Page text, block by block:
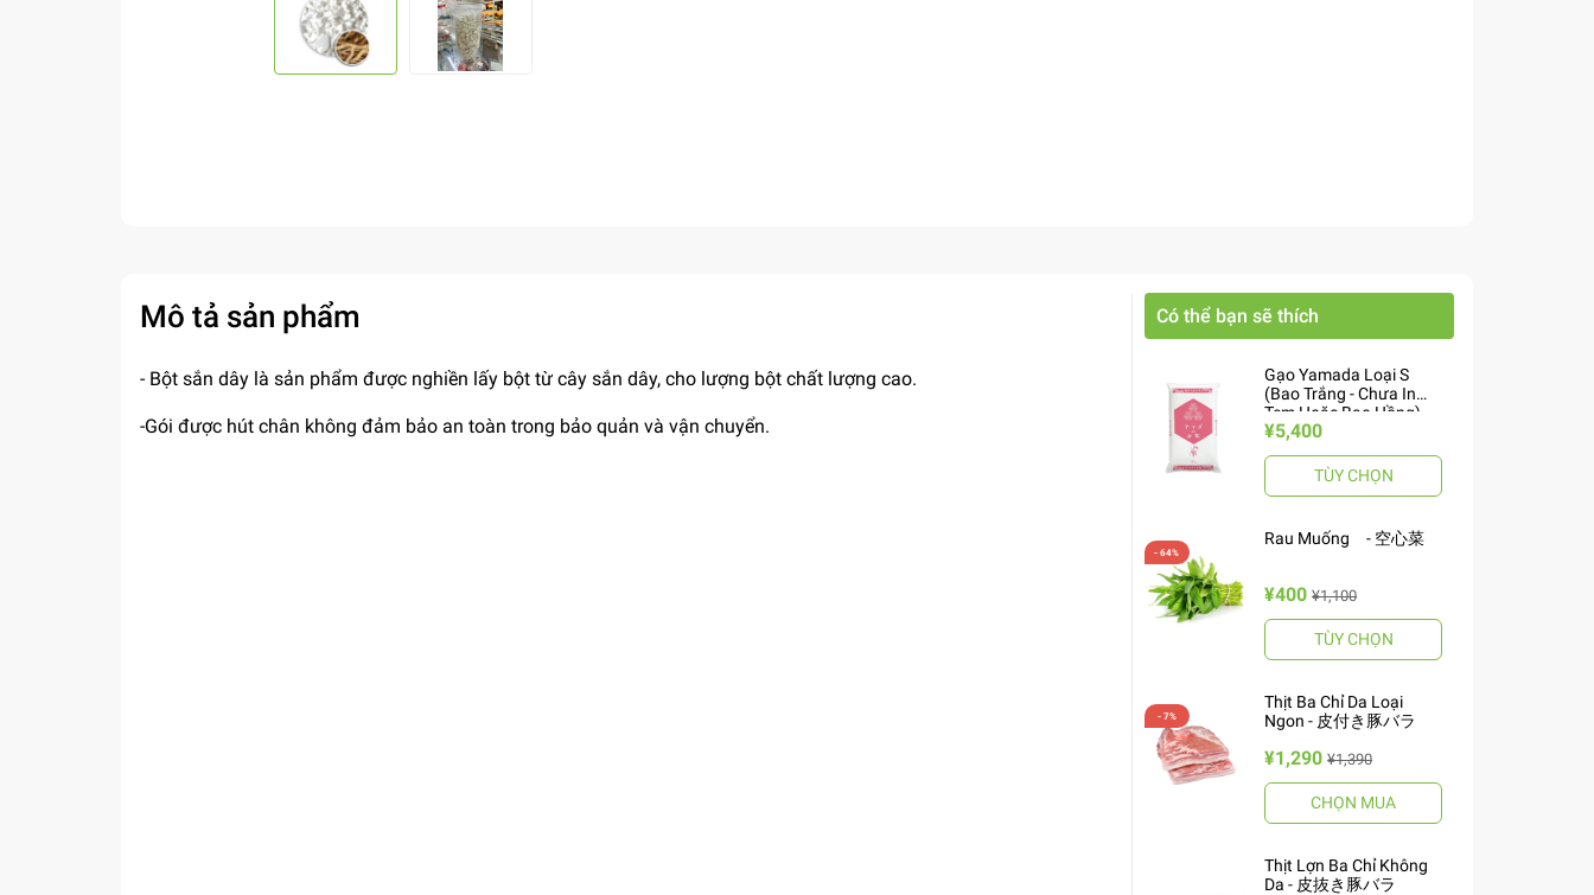
Mô tả sản phẩm
- Bột sắn dây là sản phẩm được nghiền lấy bột từ cây sắn dây, cho lượng bột chất lượng cao.
-Gói được hút chân không đảm bảo an toàn trong bảo quản và vận chuyển.
Có thể bạn sẽ thích
Gạo Yamada Loại S
(Bao Trắng - Chưa In
Tem Hoặc Bao Hồng)
10kg ヤマダお米 S
¥5,400
TÙY CHỌN
Rau Muống - 空心菜
¥400 ¥1,100
TÙY CHỌN
Thịt Ba Chỉ Da Loại
Ngon - 皮付き豚バラ
¥1,290 ¥1,390
CHỌN MUA
Thịt Lợn Ba Chỉ Không
Da - 皮抜き豚バラ